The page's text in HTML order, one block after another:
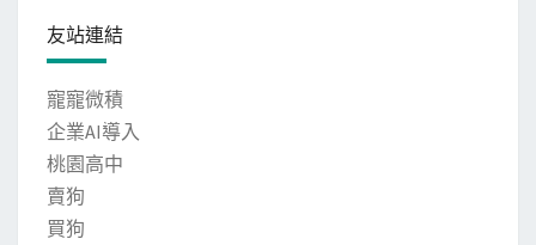
友站連結
寵寵微積
企業AI導入
桃園高中
賣狗
買狗